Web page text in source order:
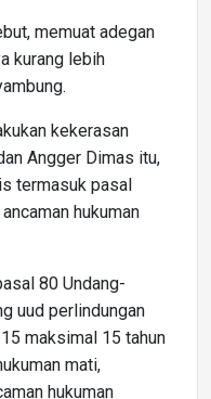
memuat adegan
kurang lebih
kekerasan
Angger Dimas itu,
termasuk pasal
hukuman
80 Undang-
uud perlindungan
maksimal 15 tahun
mati,
hukuman